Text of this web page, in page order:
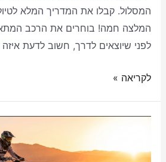
המסלול. קבלו את המדריך המלא
המלצה חמה! בוחרים את הרכב
לפני שיוצאים לדרך, חשוב לדעת איזה
לקריאה »